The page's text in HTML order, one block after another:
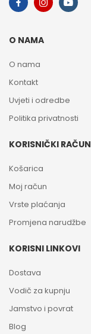
O NAMA
O nama
Kontakt
Uvjeti i odredbe
Politika privatnosti
KORISNIČKI RAČUN
Košarica
Moj račun
Vrste plaćanja
Promjena narudžbe
KORISNI LINKOVI
Dostava
Vodič za kupnju
Jamstvo i povrat
Blog